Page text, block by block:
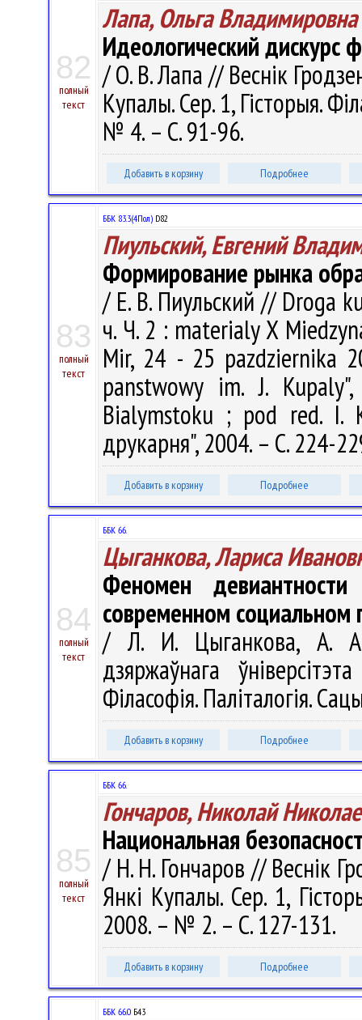
82
полный
текст
Лапа, Ольга Владимировна
Идеологический дискурс
/ О. В. Лапа // Веснік
Купалы. Сер. 1, Гісторыя.
№ 4. – С. 91-96.
Добавить в корзину Подробнее
83
полный
текст
ББК 83.3(4Пол) D82
Пиульский, Евгений
Формирование рынка
/ Е. В. Пиульский // Droga
ч. Ч. 2 : materialy X
Mir, 24 - 25 pazdziernika
panstwowy im. J.
Bialymstoku ; pod red. I.
друкарня", 2004. – С. 224-
Добавить в корзину Подробнее
84
полный
текст
ББК 66.
Цыганкова, Лариса
Феномен
современном социальном
/ Л. И. Цыганкова, А. А.
дзяржаўнага
Філасофія. Паліталогія.
Добавить в корзину Подробнее
85
полный
текст
ББК 66.
Гончаров, Николай
Национальная
/ Н. Н. Гончаров // Веснік
Янкі Купалы. Сер. 1,
2008. – № 2. – С. 127-131.
Добавить в корзину Подробнее
ББК 66.0 Б43